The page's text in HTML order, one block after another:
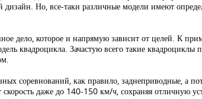
Но, все-таки различные модели имеют
дело, которое и напрямую зависит от целей. К
квадроцикла. Зачастую всего такие
соревнований, как правило, заднеприводные, а
даже до 140-150 км/ч, сохраняя отличную